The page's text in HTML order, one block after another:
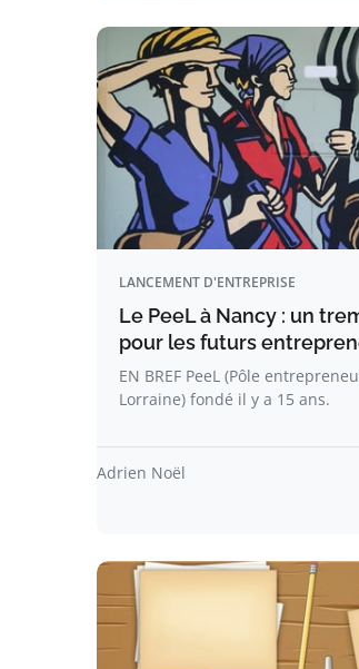
LANCEMENT D'ENTREPRISE
Le PeeL à Nancy : un
pour les futurs
EN BREF PeeL (Pôle
Lorraine) fondé il y a 15 ans.
Adrien Noël